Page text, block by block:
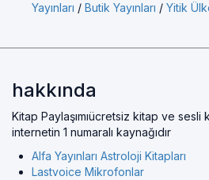
Yayınları / Butik Yayınları / Yitik
hakkında
Kitap Paylaşımıücretsiz kitap ve
internetin 1 numaralı kaynağıdır
Alfa Yayınları Astroloji Kitapları
Lastvoice Mikrofonlar